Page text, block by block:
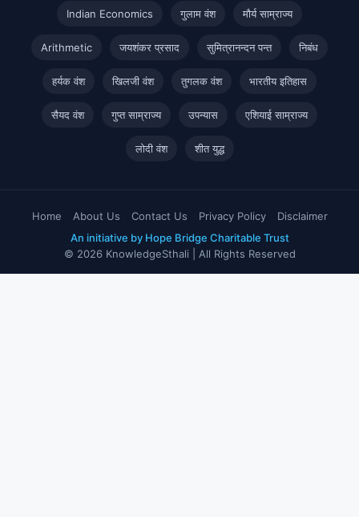
Indian Economics गुलाम वंश मौर्य साम्राज्य
Arithmetic जयशंकर प्रसाद सुमित्रानन्दन पन्त निबंध
हर्यक वंश खिलजी वंश तुगलक वंश भारतीय इतिहास
सैयद वंश गुप्त साम्राज्य उपन्यास एशियाई साम्राज्य
लोदी वंश शीत युद्ध
Home About Us Contact Us Privacy Policy
Disclaimer
An initiative by Hope Bridge Charitable Trust
© 2026 KnowledgeSthali | All Rights Reserved